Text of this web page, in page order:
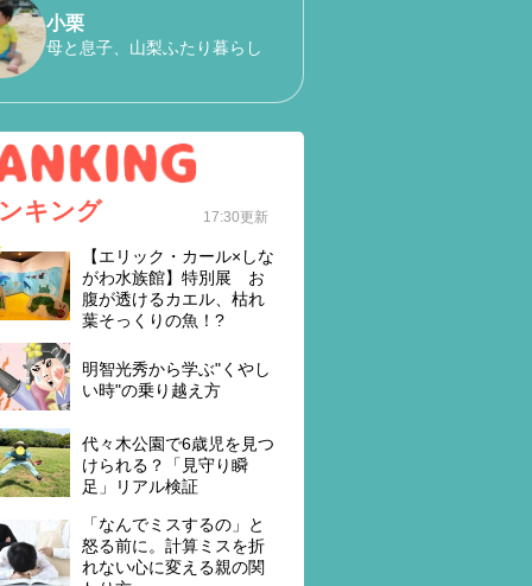
小栗
母と息子、山梨ふたり暮らし
キング 17:30更新
【エリック・カール×しな
がわ水族館】特別展 お
腹が透けるカエル、枯れ
葉そっくりの魚！?
明智光秀から学ぶ"くやし
い時"の乗り越え方
代々木公園で6歳児を見つ
けられる？「見守り瞬
足」リアル検証
「なんでミスするの」と
怒る前に。計算ミスを折
れない心に変える親の関